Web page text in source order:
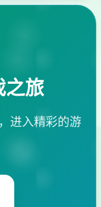
之旅
进入精彩的游